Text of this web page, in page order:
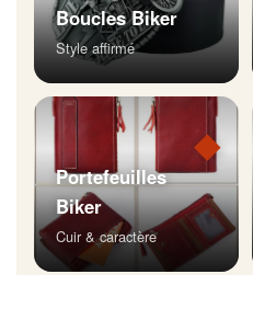
Boucles Biker
Style affirmé
◆
Portefeuilles
Biker
Cuir & caractère